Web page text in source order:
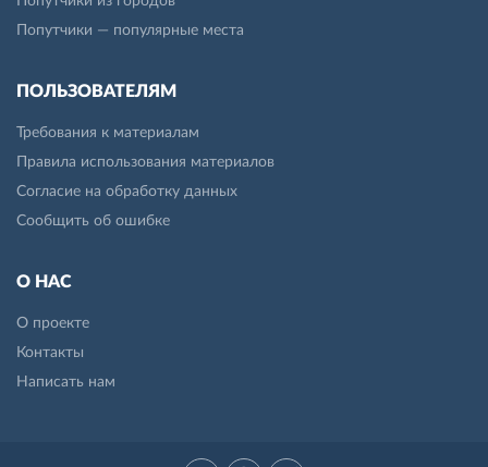
Попутчики — популярные места
ПОЛЬЗОВАТЕЛЯМ
Требования к материалам
Правила использования материалов
Согласие на обработку данных
Сообщить об ошибке
О НАС
О проекте
Контакты
Написать нам